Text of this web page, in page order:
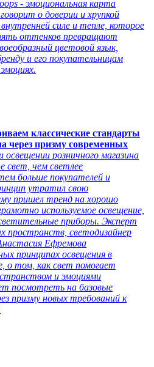
- эмоциональная карта
о доверии и хрупкой
силе и тепле, которое
оттенков превращают
цветовой язык,
и его покупательницам
классические стандарты
через призму современных
освещении розничного магазина
свет, чем светлее
больше покупателей и
утратил свою
пришел тренд на хорошо
используемое освещение,
приборы. Эксперт
пространств, светодизайнер
Ефремова
принципах освещения в
о том, как свет помогает
и эмоциями
посмотреть на базовые
призму новых требований к